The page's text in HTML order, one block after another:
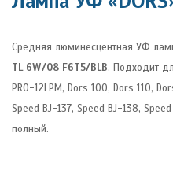
Средняя люминесцентная УФ
TL 6W/08 F6T5/BLB. Подходит
PRO-12LPM, Dors 100, Dors 110,
Speed BJ-137, Speed BJ-138,
полный.